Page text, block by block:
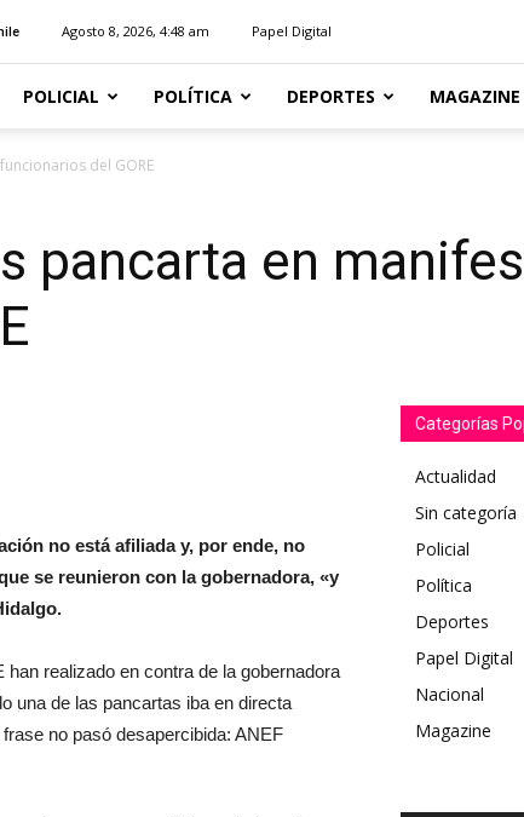
Agosto 8, 2026, 4:48 am Papel Digital
POLICIAL POLÍTICA DEPORTES MAGAZINE
del GORE
pancarta en
no está afiliada y, por ende, no
se reunieron con la gobernadora, «y
realizado en contra de la gobernadora
una de las pancartas iba en directa
no pasó desapercibida: ANEF
Categorías
Actualidad
Sin categoría
Policial
Política
Deportes
Papel Digital
Nacional
Magazine